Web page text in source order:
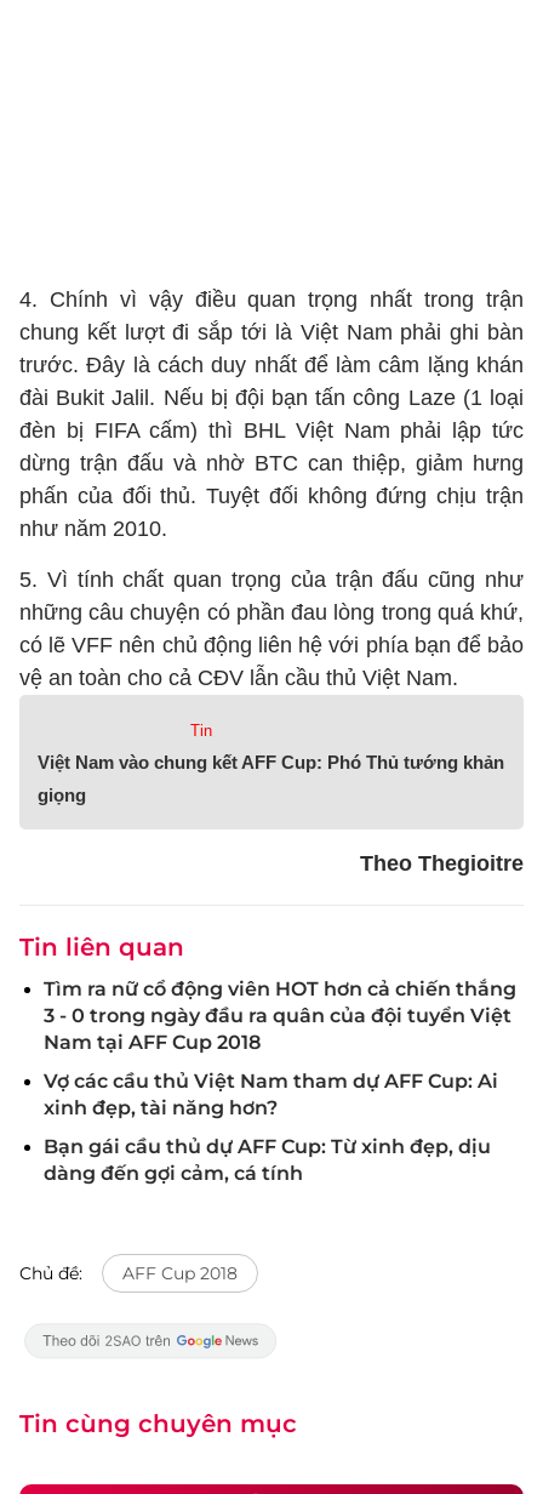
4. Chính vì vậy điều quan trọng nhất trong trận
chung kết lượt đi sắp tới là Việt Nam phải ghi bàn
trước. Đây là cách duy nhất để làm câm lặng khán
đài Bukit Jalil. Nếu bị đội bạn tấn công Laze (1 loại
đèn bị FIFA cấm) thì BHL Việt Nam phải lập tức
dừng trận đấu và nhờ BTC can thiệp, giảm hưng
phấn của đối thủ. Tuyệt đối không đứng chịu trận
như năm 2010.
5. Vì tính chất quan trọng của trận đấu cũng như
những câu chuyện có phần đau lòng trong quá khứ,
có lẽ VFF nên chủ động liên hệ với phía bạn để bảo
vệ an toàn cho cả CĐV lẫn cầu thủ Việt Nam.
Tin
Việt Nam vào chung kết AFF Cup: Phó Thủ tướng khản
giọng
Theo Thegioitre
Tin liên quan
Tìm ra nữ cổ động viên HOT hơn cả chiến thắng
3 - 0 trong ngày đầu ra quân của đội tuyển Việt
Nam tại AFF Cup 2018
Vợ các cầu thủ Việt Nam tham dự AFF Cup: Ai
xinh đẹp, tài năng hơn?
Bạn gái cầu thủ dự AFF Cup: Từ xinh đẹp, dịu
dàng đến gợi cảm, cá tính
Chủ đề: AFF Cup 2018
Tin cùng chuyên mục